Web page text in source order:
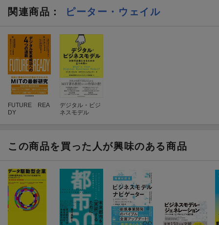
関連商品 ： ピーター・ウェイル
FUTURE REA
DY
デジタル・ビジ
ネスモデル
この商品を買った人が興味のある商品